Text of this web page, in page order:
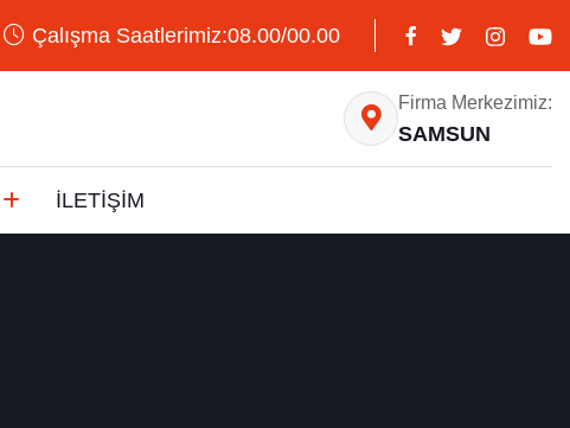
Çalışma Saatlerimiz:08.00/00.00
Firma Merkezimiz:
SAMSUN
İLETİŞİM